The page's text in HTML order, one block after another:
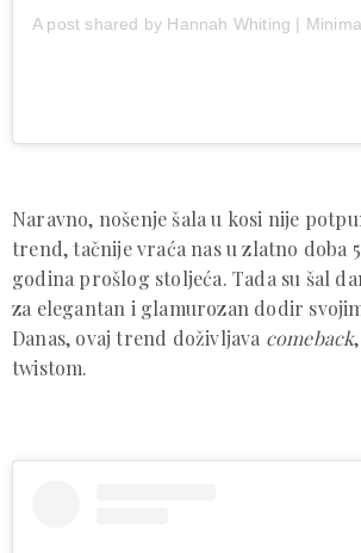
Naravno, nošenje šala u kosi nije
trend, tačnije vraća nas u zlatno doba
godina prošlog stoljeća. Tada su šal
za elegantan i glamurozan dodir
Danas, ovaj trend doživljava comeback
twistom.